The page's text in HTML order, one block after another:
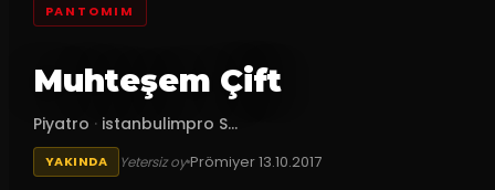
PANTOMIM
Muhteşem Çift
Piyatro · istanbulimpro S...
YAKINDA Yetersiz oyPrömiyer13.10.2017